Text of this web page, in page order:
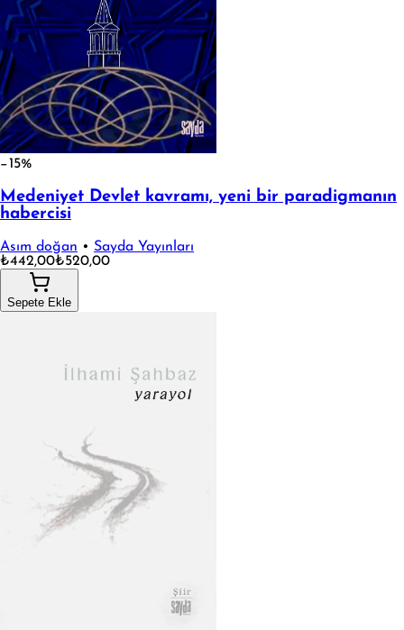
−15%
Medeniyet Devlet kavramı, yeni bir paradigmanın
habercisi
Asım doğan • Sayda Yayınları
₺442,00₺520,00
Sepete Ekle